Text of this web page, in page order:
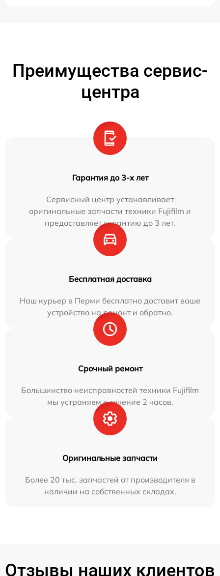
Преимущества сервис-
центра
Гарантия до 3-х лет
Сервисный центр устанавливает
оригинальные запчасти техники Fujifilm и
предоставляет гарантию до 3 лет.
Бесплатная доставка
Наш курьер в Перми бесплатно доставит ваше
устройство на ремонт и обратно.
Срочный ремонт
Большинство неисправностей техники Fujifilm
мы устраняем в течение 2 часов.
Оригинальные запчасти
Более 20 тыс. запчастей от производителя в
наличии на собственных складах.
Отзывы наших клиентов